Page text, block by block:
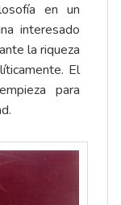
en un
interesado
la riqueza
El
para